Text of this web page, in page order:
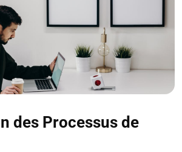
des Processus de